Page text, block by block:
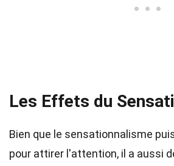
Les Effets du
Bien que le sensationnalisme
pour attirer l'attention, il a aussi